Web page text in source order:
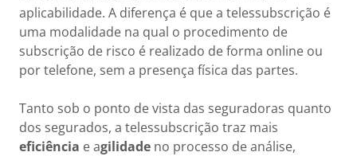
aplicabilidade. A diferença é que a telessubscrição é
uma modalidade na qual o procedimento de
subscrição de risco é realizado de forma online ou
por telefone, sem a presença física das partes.
Tanto sob o ponto de vista das seguradoras quanto
dos segurados, a telessubscrição traz mais
eficiência e agilidade no processo de análise,